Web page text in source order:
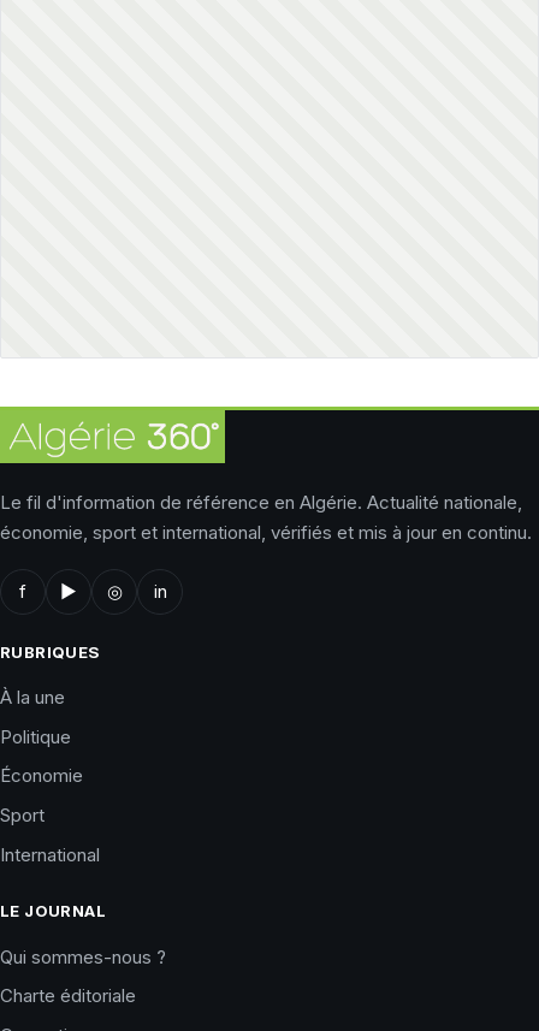
Le fil d'information de référence en Algérie. Actualité nationale,
économie, sport et international, vérifiés et mis à jour en continu.
f ▶ ◎ in
RUBRIQUES
À la une
Politique
Économie
Sport
International
LE JOURNAL
Qui sommes-nous ?
Charte éditoriale